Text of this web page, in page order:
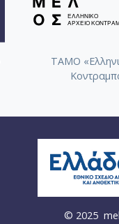
ΤΑΜΟ
© 2025